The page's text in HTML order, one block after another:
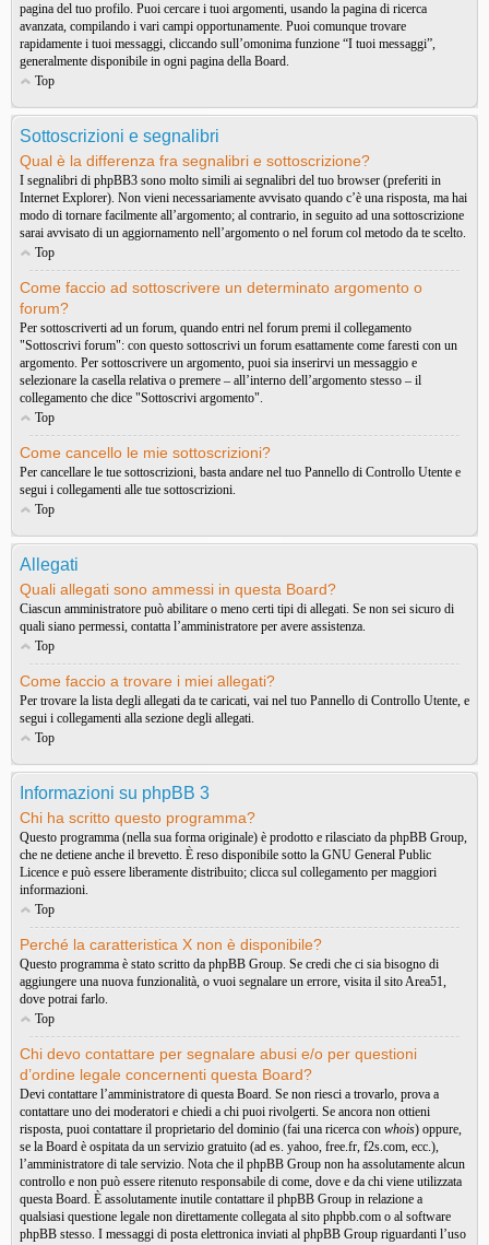
pagina del tuo profilo. Puoi cercare i tuoi argomenti, usando la pagina di ricerca
avanzata, compilando i vari campi opportunamente. Puoi comunque trovare
rapidamente i tuoi messaggi, cliccando sull’omonima funzione “I tuoi messaggi”,
generalmente disponibile in ogni pagina della Board.
Top
Sottoscrizioni e segnalibri
Qual è la differenza fra segnalibri e sottoscrizione?
I segnalibri di phpBB3 sono molto simili ai segnalibri del tuo browser (preferiti in
Internet Explorer). Non vieni necessariamente avvisato quando c’è una risposta, ma hai
modo di tornare facilmente all’argomento; al contrario, in seguito ad una sottoscrizione
sarai avvisato di un aggiornamento nell’argomento o nel forum col metodo da te scelto.
Top
Come faccio ad sottoscrivere un determinato argomento o
forum?
Per sottoscriverti ad un forum, quando entri nel forum premi il collegamento
"Sottoscrivi forum": con questo sottoscrivi un forum esattamente come faresti con un
argomento. Per sottoscrivere un argomento, puoi sia inserirvi un messaggio e
selezionare la casella relativa o premere – all’interno dell’argomento stesso – il
collegamento che dice "Sottoscrivi argomento".
Top
Come cancello le mie sottoscrizioni?
Per cancellare le tue sottoscrizioni, basta andare nel tuo Pannello di Controllo Utente e
segui i collegamenti alle tue sottoscrizioni.
Top
Allegati
Quali allegati sono ammessi in questa Board?
Ciascun amministratore può abilitare o meno certi tipi di allegati. Se non sei sicuro di
quali siano permessi, contatta l’amministratore per avere assistenza.
Top
Come faccio a trovare i miei allegati?
Per trovare la lista degli allegati da te caricati, vai nel tuo Pannello di Controllo Utente, e
segui i collegamenti alla sezione degli allegati.
Top
Informazioni su phpBB 3
Chi ha scritto questo programma?
Questo programma (nella sua forma originale) è prodotto e rilasciato da phpBB Group,
che ne detiene anche il brevetto. È reso disponibile sotto la GNU General Public
Licence e può essere liberamente distribuito; clicca sul collegamento per maggiori
informazioni.
Top
Perché la caratteristica X non è disponibile?
Questo programma è stato scritto da phpBB Group. Se credi che ci sia bisogno di
aggiungere una nuova funzionalità, o vuoi segnalare un errore, visita il sitoArea51,
dove potrai farlo.
Top
Chi devo contattare per segnalare abusi e/o per questioni
d’ordine legale concernenti questa Board?
Devi contattare l’amministratore di questa Board. Se non riesci a trovarlo, prova a
contattare uno dei moderatori e chiedi a chi puoi rivolgerti. Se ancora non ottieni
risposta, puoi contattare il proprietario del dominio (fai una ricerca con whois) oppure,
se la Board è ospitata da un servizio gratuito (ad es. yahoo, free.fr, f2s.com, ecc.),
l’amministratore di tale servizio. Nota che il phpBB Group non ha assolutamente alcun
controllo e non può essere ritenuto responsabile di come, dove e da chi viene utilizzata
questa Board. È assolutamente inutile contattare il phpBB Group in relazione a
qualsiasi questione legale non direttamente collegata al sito phpbb.com o al software
phpBB stesso. I messaggi di posta elettronica inviati al phpBB Group riguardanti l’uso